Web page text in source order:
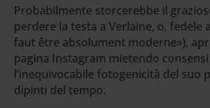
Probabilmente storcerebbe il
perdere la testa a Verlaine, o, fedele
faut être absolument moderne»),
pagina Instagram mietendo
l’inequivocabile fotogenicità del suo
dipinti del tempo.